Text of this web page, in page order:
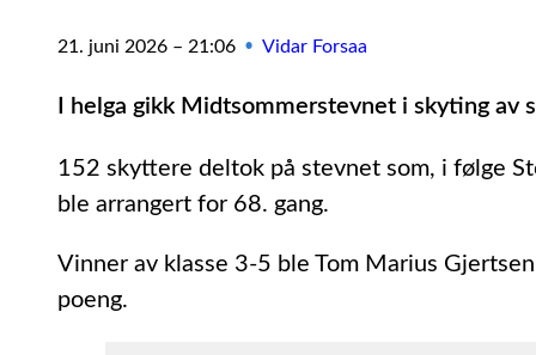
21. juni 2026 – 21:06 • Vidar Forsaa
I helga gikk Midtsommerstevnet i skyting av
152 skyttere deltok på stevnet som, i følge
ble arrangert for 68. gang.
Vinner av klasse 3-5 ble Tom Marius
poeng.